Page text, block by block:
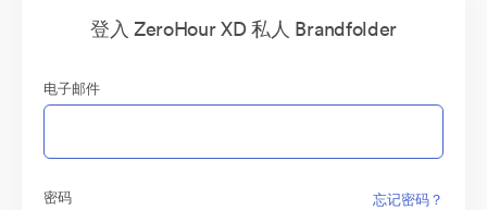
登入 ZeroHour XD 私人 Brandfolder
电子邮件
密码 忘记密码？